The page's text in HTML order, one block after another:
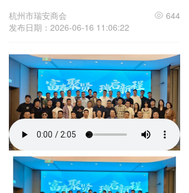
杭州市瑞安商会
发布日期：2026-06-16 11:06:22
644